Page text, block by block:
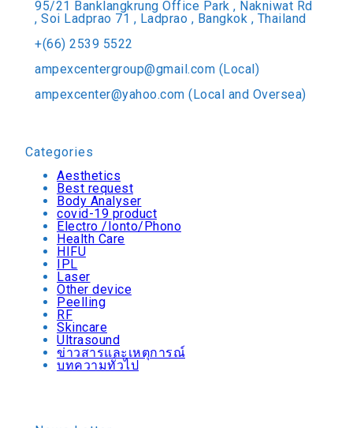
95/21 Banklangkrung Office Park , Nakniwat Rd
, Soi Ladprao 71 , Ladprao , Bangkok , Thailand
+(66) 2539 5522
ampexcentergroup@gmail.com (Local)
ampexcenter@yahoo.com (Local and Oversea)
Categories
Aesthetics
Best request
Body Analyser
covid-19 product
Electro /Ionto/Phono
Health Care
HIFU
IPL
Laser
Other device
Peelling
RF
Skincare
Ultrasound
ข่าวสารและเหตุการณ์
บทความทั่วไป